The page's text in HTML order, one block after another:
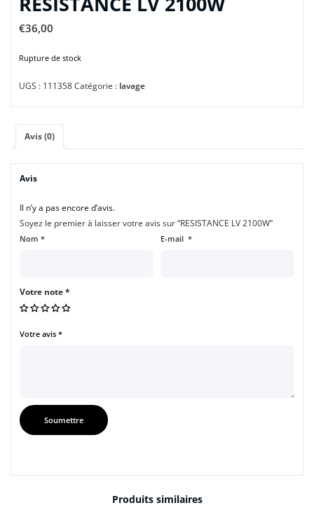
€36,00
Rupture de stock
UGS : 111358Catégorie : lavage
Avis (0)
Avis
Il n’y a pas encore d’avis.
Soyez le premier à laisser votre avis sur “RESISTANCE LV 2100W”
Nom * E-mail *
Votre note*
Votre avis *
Produits similaires